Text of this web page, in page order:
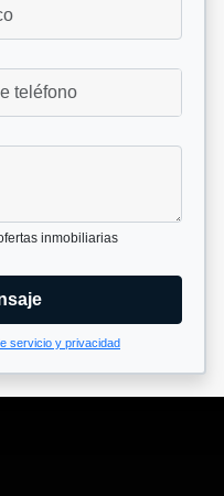
inmobiliarias
servicio y privacidad